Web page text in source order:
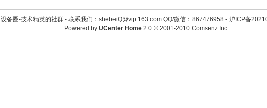
设备圈-技术精英的社群 - 联系我们：shebeiQ@vip.163.com QQ/微信：867476958- 沪ICP备
Powered by UCenter Home 2.0© 2001-2010 Comsenz Inc.